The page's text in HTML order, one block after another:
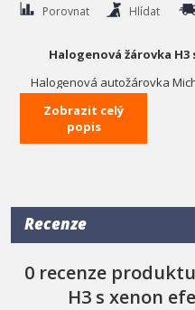
Porovnat Hlídat
Halogenová žárovka H3
Halogenová autožárovka
barevným stupněm 5000K
Zobrazit celý
popis
Recenze
0 recenze
H3 s xenon